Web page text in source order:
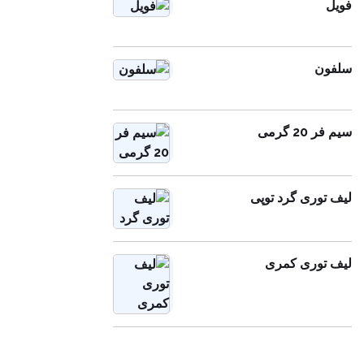
فویل
سلفون
سیم فر 20 گرمی
لیف توری گرد توپی
لیف توری کمری